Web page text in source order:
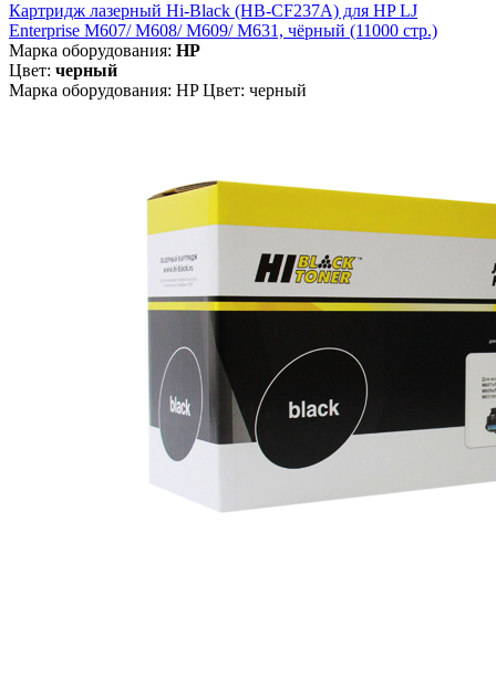
Картридж лазерный Hi-Black (HB-CF237A) для HP LJ
Enterprise M607/ M608/ M609/ M631, чёрный (11000 стр.)
Марка оборудования: HP
Цвет: черный
Марка оборудования: HP Цвет: черный